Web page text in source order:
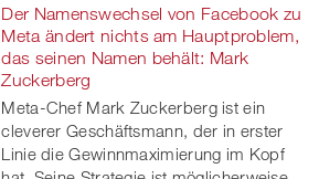
Der Namenswechsel von Facebook zu
Meta ändert nichts am Hauptproblem,
das seinen Namen behält: Mark
Zuckerberg
Meta-Chef Mark Zuckerberg ist ein
cleverer Geschäftsmann, der in erster
Linie die Gewinnmaximierung im Kopf